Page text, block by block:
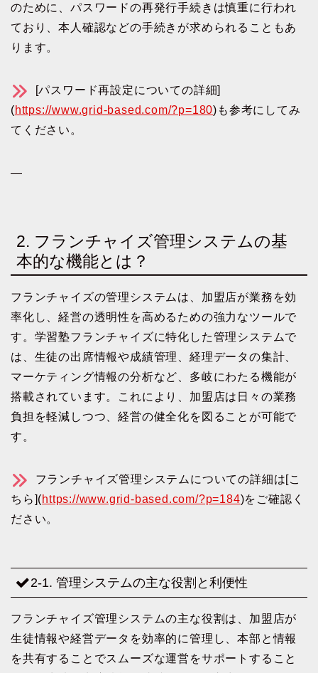
のために、パスワードの再発行手続きは慎重に行われ
ており、本人確認などの手続きが求められることもあ
ります。
[パスワード再設定についての詳細]
(https://www.grid-based.com/?p=180)も参考にしてみ
てください。
—
2. フランチャイズ管理システムの基
本的な機能とは？
フランチャイズの管理システムは、加盟店が業務を効
率化し、経営の透明性を高めるための強力なツールで
す。学習塾フランチャイズに特化した管理システムで
は、生徒の出席情報や成績管理、経理データの集計、
マーケティング情報の分析など、多岐にわたる機能が
搭載されています。これにより、加盟店は日々の業務
負担を軽減しつつ、経営の健全化を図ることが可能で
す。
フランチャイズ管理システムについての詳細は[こ
ちら](https://www.grid-based.com/?p=184)をご確認く
ださい。
2-1. 管理システムの主な役割と利便性
フランチャイズ管理システムの主な役割は、加盟店が
生徒情報や経営データを効率的に管理し、本部と情報
を共有することでスムーズな運営をサポートすること